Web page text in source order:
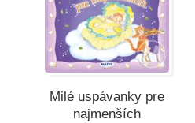
Milé uspávanky pre
najmenších